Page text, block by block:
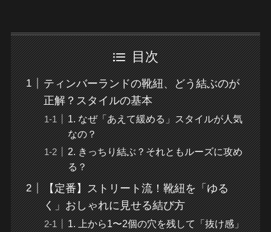
目次
ティンバーランドの靴紐、どう結ぶのが
正解？スタイルの基本
1. なぜ「あえて緩める」スタイルが人気
なの？
2. きっちり結ぶ？それともルーズに攻め
る？
【定番】ストリート流！靴紐を「ゆる
く」おしゃれに見せる結び方
1. 上から1〜2個の穴を残して「抜け感」